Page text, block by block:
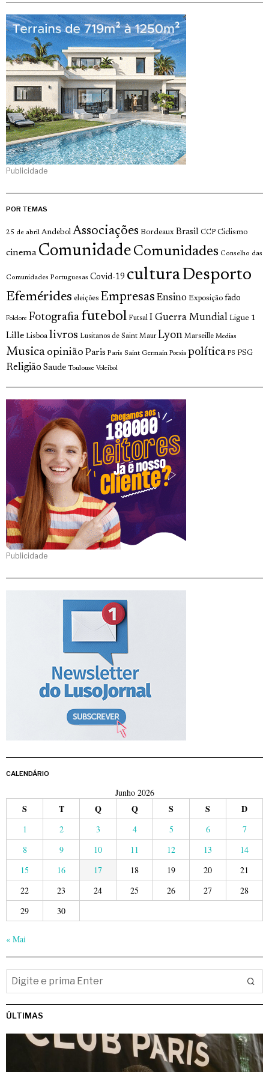
Publicidade
POR TEMAS
25 de abril Andebol Associações Bordeaux Brasil CCP Ciclismo
cinema Comunidade Comunidades Conselho das
Comunidades Portuguesas Covid-19 culturaDesporto
Efemérides eleições Empresas Ensino Exposição fado
Folclore Fotografia futebol Futsal I Guerra Mundial Ligue 1
Lille Lisboa livros Lusitanos de Saint Maur Lyon Marseille Medias
Musica opinião Paris Paris Saint Germain Poesia política PS PSG
Religião Saude Toulouse Voleibol
Publicidade
CALENDÁRIO
Junho 2026
S T Q Q S S D
1 2 3 4 5 6
7
8
9 10 11 12 13
14
15
16 17 18 19 20
21
22
23 24 25 26 27
28
29
30
« Mai
ÚLTIMAS